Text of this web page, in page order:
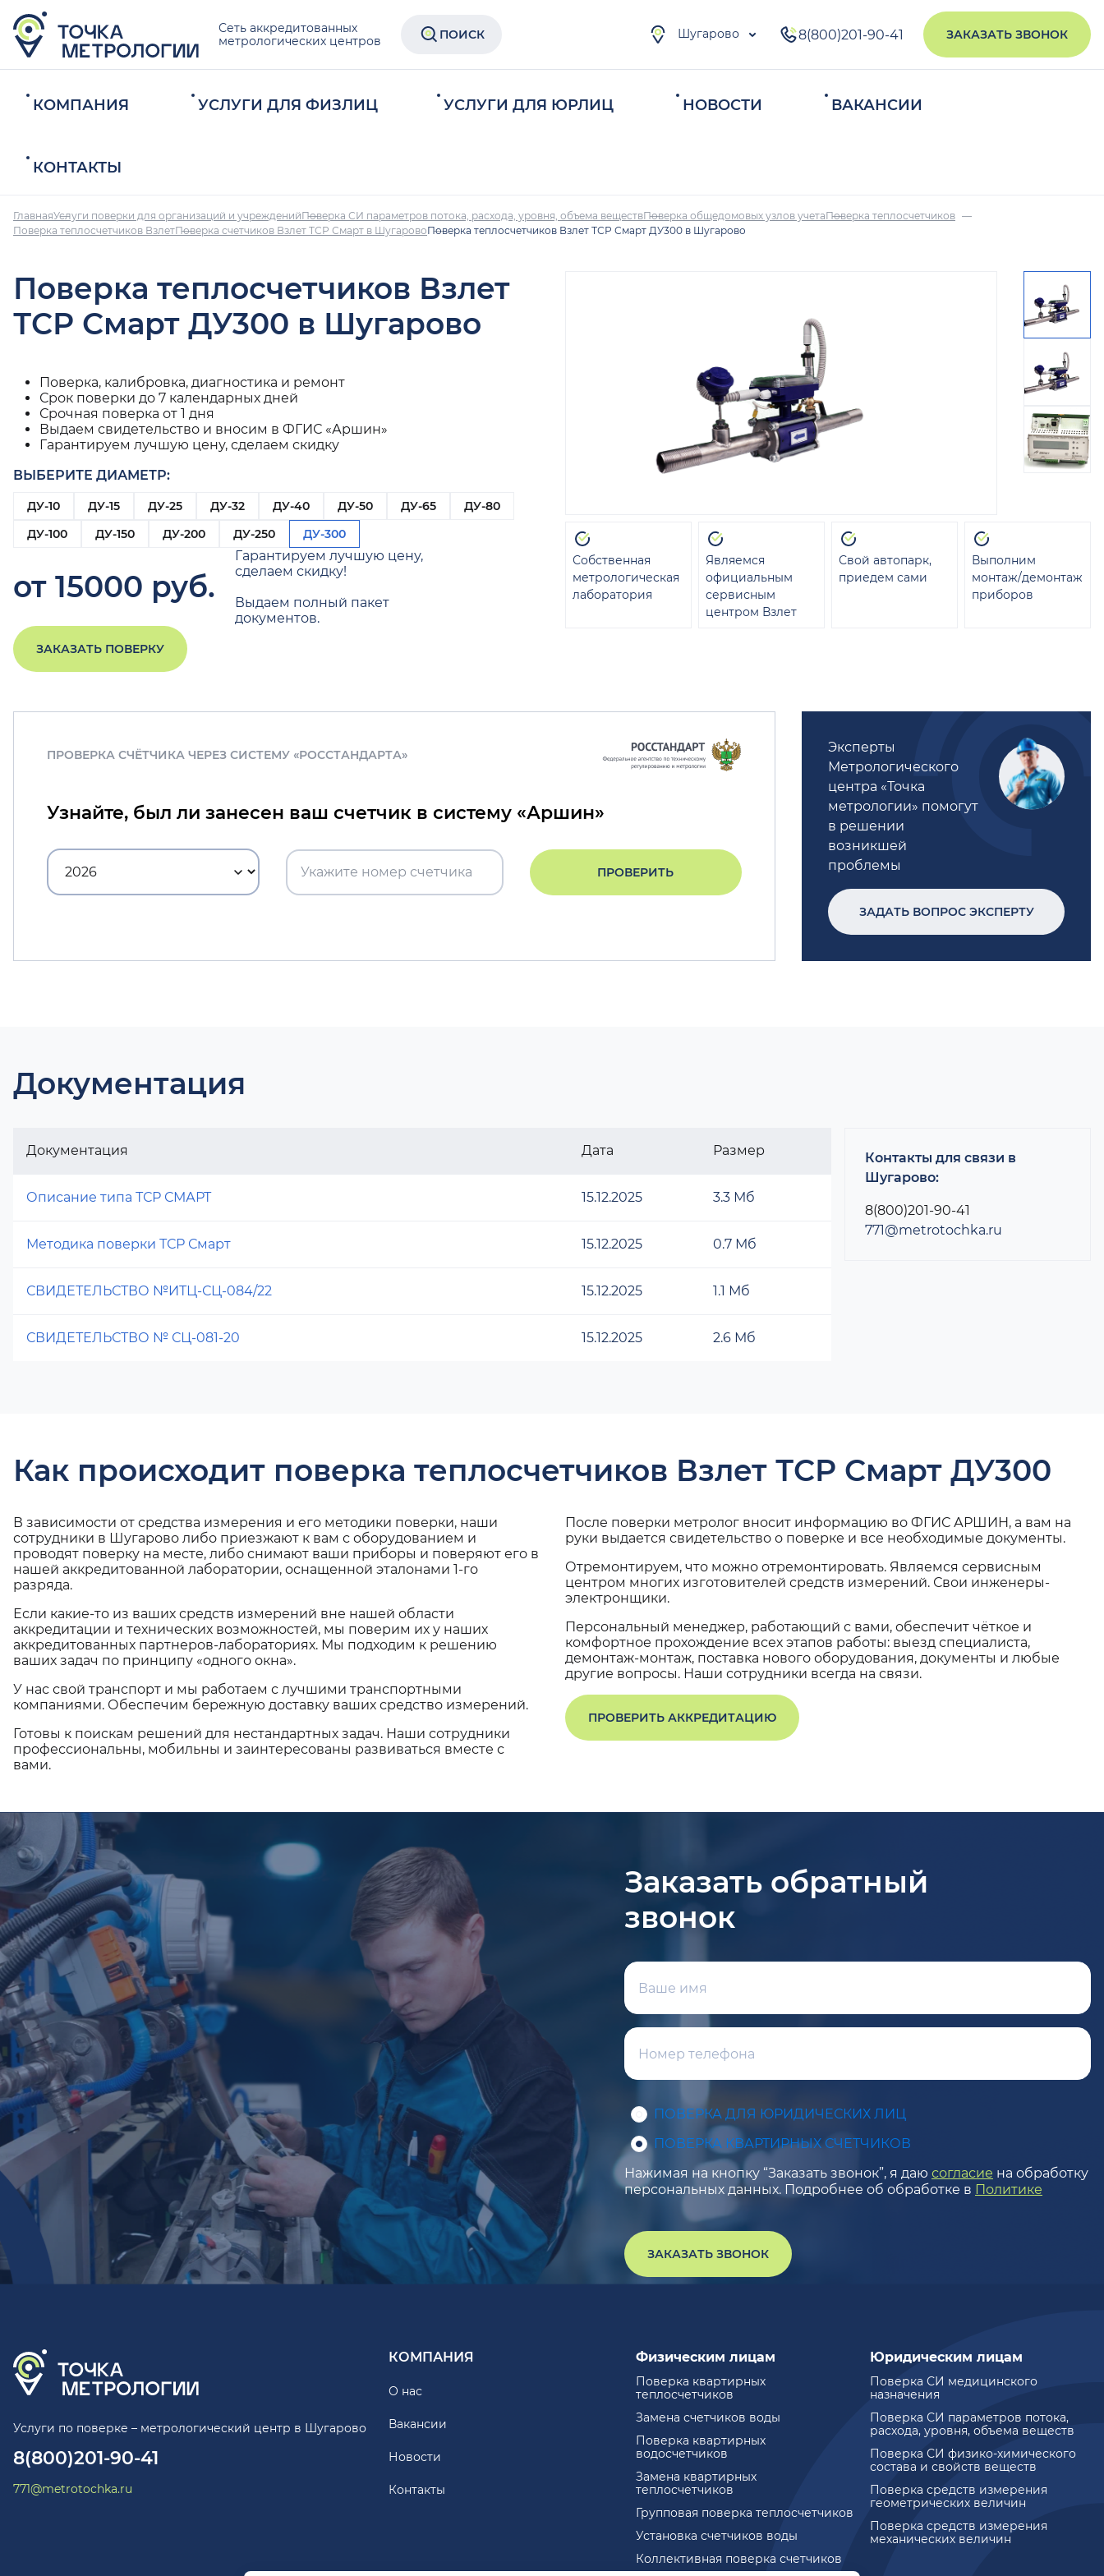
Сеть аккредитованных
метрологических центров
ПОИСК Шугарово 8(800)201-90-41 ЗАКАЗАТЬ ЗВОНОК
КОМПАНИЯ УСЛУГИ ДЛЯ ФИЗЛИЦ УСЛУГИ ДЛЯ ЮРЛИЦ НОВОСТИ ВАКАНСИИ
КОНТАКТЫ
ГлавнаяУслуги поверки для организаций и учрежденийПоверка СИ параметров потока, расхода, уровня, объема веществПоверка общедомовых узлов учетаПоверка теплосчетчиков
Поверка теплосчетчиков ВзлетПоверка счетчиков Взлет ТСР Смарт в ШугаровоПоверка теплосчетчиков Взлет ТСР Смарт ДУ300 в Шугарово
Поверка теплосчетчиков Взлет
ТСР Смарт ДУ300 в Шугарово
Поверка, калибровка, диагностика и ремонт
Срок поверки до 7 календарных дней
Срочная поверка от 1 дня
Выдаем свидетельство и вносим в ФГИС «Аршин»
Гарантируем лучшую цену, сделаем скидку
ВЫБЕРИТЕ ДИАМЕТР:
ДУ-10 ДУ-15 ДУ-25 ДУ-32 ДУ-40 ДУ-50 ДУ-65
ДУ-80
ДУ-100
ДУ-150 ДУ-200 ДУ-250 ДУ-300
от 15000 руб.
Гарантируем лучшую цену,
сделаем скидку!
Выдаем полный пакет
документов.
ЗАКАЗАТЬ ПОВЕРКУ
Собственная
метрологическая
лаборатория
Являемся
официальным
сервисным
центром Взлет
Свой автопарк,
приедем сами
Выполним
монтаж/демонтаж
приборов
ПРОВЕРКА СЧЁТЧИКА ЧЕРЕЗ СИСТЕМУ «РОССТАНДАРТА»
Узнайте, был ли занесен ваш счетчик в систему «Аршин»
ПРОВЕРИТЬ
Эксперты
Метрологического
центра «Точка
метрологии» помогут
в решении
возникшей
проблемы
ЗАДАТЬ ВОПРОС ЭКСПЕРТУ
Документация
Документация Дата Размер
Описание типа ТСР СМАРТ 15.12.2025 3.3 Мб
Методика поверки ТСР Смарт 15.12.2025 0.7 Мб
СВИДЕТЕЛЬСТВО №ИТЦ-СЦ-084/22 15.12.2025 1.1 Мб
СВИДЕТЕЛЬСТВО № СЦ-081-20 15.12.2025 2.6 Мб
Контакты для связи в
Шугарово:
8(800)201-90-41
771@metrotochka.ru
Как происходит поверка теплосчетчиков Взлет ТСР Смарт ДУ300
В зависимости от средства измерения и его методики поверки, наши
сотрудники в Шугарово либо приезжают к вам с оборудованием и
проводят поверку на месте, либо снимают ваши приборы и поверяют его в
нашей аккредитованной лаборатории, оснащенной эталонами 1-го
разряда.
Если какие-то из ваших средств измерений вне нашей области
аккредитации и технических возможностей, мы поверим их у наших
аккредитованных партнеров-лабораториях. Мы подходим к решению
ваших задач по принципу «одного окна».
У нас свой транспорт и мы работаем с лучшими транспортными
компаниями. Обеспечим бережную доставку ваших средство измерений.
Готовы к поискам решений для нестандартных задач. Наши сотрудники
профессиональны, мобильны и заинтересованы развиваться вместе с
вами.
После поверки метролог вносит информацию во ФГИС АРШИН, а вам на
руки выдается свидетельство о поверке и все необходимые документы.
Отремонтируем, что можно отремонтировать. Являемся сервисным
центром многих изготовителей средств измерений. Свои инженеры-
электронщики.
Персональный менеджер, работающий с вами, обеспечит чёткое и
комфортное прохождение всех этапов работы: выезд специалиста,
демонтаж-монтаж, поставка нового оборудования, документы и любые
другие вопросы. Наши сотрудники всегда на связи.
ПРОВЕРИТЬ АККРЕДИТАЦИЮ
Заказать обратный
звонок
ПОВЕРКА ДЛЯ ЮРИДИЧЕСКИХ ЛИЦ
ПОВЕРКА КВАРТИРНЫХ СЧЕТЧИКОВ
Нажимая на кнопку “Заказать звонок”, я даю согласие на обработку
персональных данных. Подробнее об обработке в Политике
ЗАКАЗАТЬ ЗВОНОК
Услуги по поверке – метрологический центр в Шугарово
8(800)201-90-41
771@metrotochka.ru
КОМПАНИЯ
О нас
Вакансии
Новости
Контакты
Физическим лицам
Поверка квартирных
теплосчетчиков
Замена счетчиков воды
Поверка квартирных
водосчетчиков
Замена квартирных
теплосчетчиков
Групповая поверка теплосчетчиков
Установка счетчиков воды
Коллективная поверка счетчиков
Юридическим лицам
Поверка СИ медицинского
назначения
Поверка СИ параметров потока,
расхода, уровня, объема веществ
Поверка СИ физико-химического
состава и свойств веществ
Поверка средств измерения
геометрических величин
Поверка средств измерения
механических величин